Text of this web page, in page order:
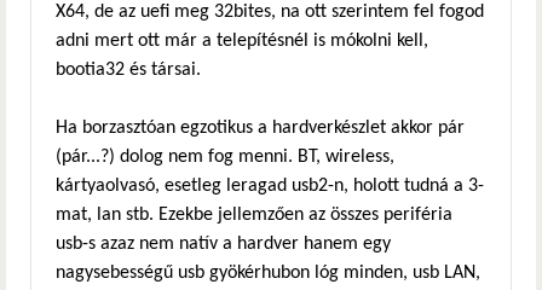
X64, de az uefi meg 32bites, na ott szerintem fel fogod
adni mert ott már a telepítésnél is mókolni kell,
bootia32 és társai.
Ha borzasztóan egzotikus a hardverkészlet akkor pár
(pár...?) dolog nem fog menni. BT, wireless,
kártyaolvasó, esetleg leragad usb2-n, holott tudná a 3-
mat, lan stb. Ezekbe jellemzően az összes periféria
usb-s azaz nem natív a hardver hanem egy
nagysebességű usb gyökérhubon lóg minden, usb LAN,